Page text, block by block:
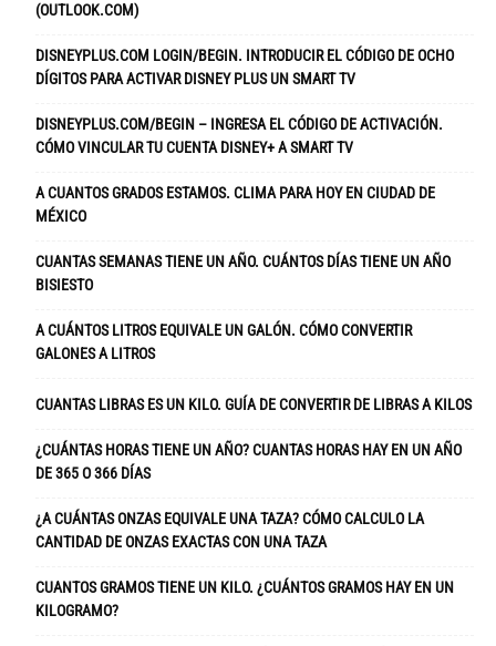
(OUTLOOK.COM)
DISNEYPLUS.COM LOGIN/BEGIN. INTRODUCIR EL CÓDIGO DE OCHO
DÍGITOS PARA ACTIVAR DISNEY PLUS UN SMART TV
DISNEYPLUS.COM/BEGIN – INGRESA EL CÓDIGO DE ACTIVACIÓN.
CÓMO VINCULAR TU CUENTA DISNEY+ A SMART TV
A CUANTOS GRADOS ESTAMOS. CLIMA PARA HOY EN CIUDAD DE
MÉXICO
CUANTAS SEMANAS TIENE UN AÑO. CUÁNTOS DÍAS TIENE UN AÑO
BISIESTO
A CUÁNTOS LITROS EQUIVALE UN GALÓN. CÓMO CONVERTIR
GALONES A LITROS
CUANTAS LIBRAS ES UN KILO. GUÍA DE CONVERTIR DE LIBRAS A KILOS
¿CUÁNTAS HORAS TIENE UN AÑO? CUANTAS HORAS HAY EN UN AÑO
DE 365 O 366 DÍAS
¿A CUÁNTAS ONZAS EQUIVALE UNA TAZA? CÓMO CALCULO LA
CANTIDAD DE ONZAS EXACTAS CON UNA TAZA
CUANTOS GRAMOS TIENE UN KILO. ¿CUÁNTOS GRAMOS HAY EN UN
KILOGRAMO?